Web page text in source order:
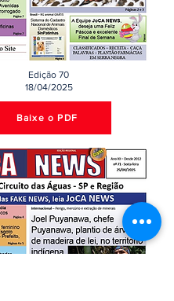
Edição 70
18/04/2025
Baixe o PDF